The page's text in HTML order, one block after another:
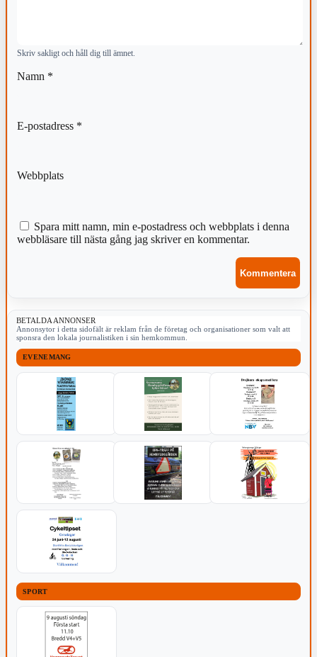
Skriv sakligt och håll dig till ämnet.
Namn *
E-postadress *
Webbplats
Spara mitt namn, min e-postadress och webbplats i denna
webbläsare till nästa gång jag skriver en kommentar.
BETALDA ANNONSER
Annonsytor i detta sidofält är reklam från de företag och organisationer som valt att
sponsra den lokala journalistiken i sin hemkommun.
EVENEMANG
SPORT